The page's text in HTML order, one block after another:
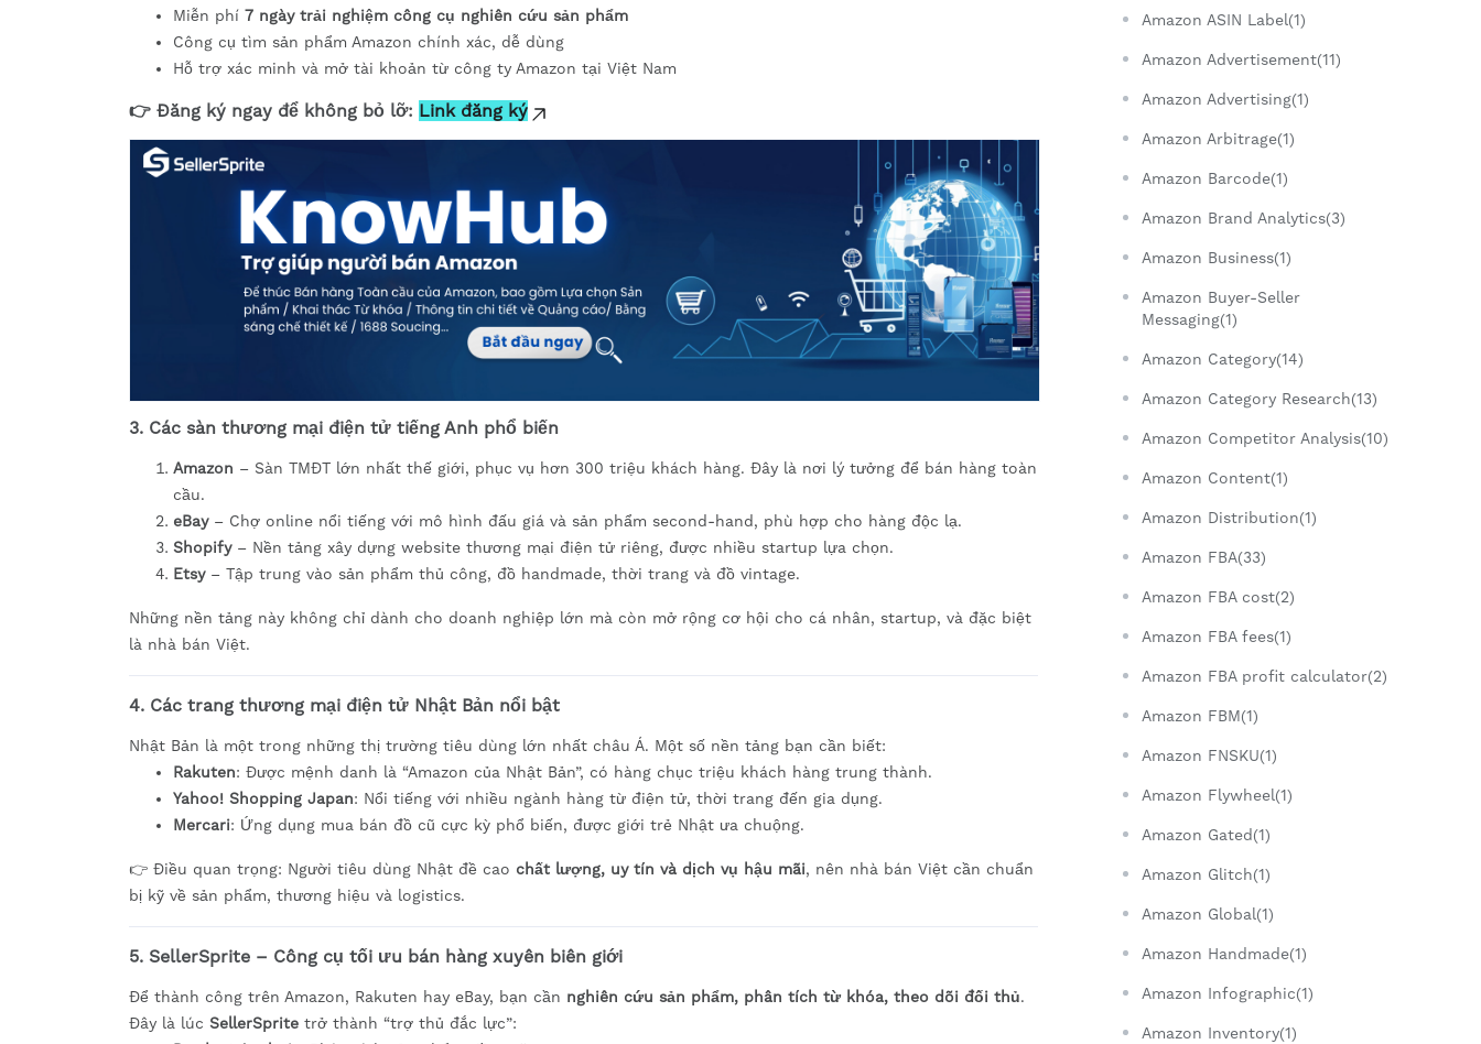
Miễn phí 7 ngày trải nghiệm công cụ nghiên cứu sản phẩm
Công cụ tìm sản phẩm Amazon chính xác, dễ dùng
Hỗ trợ xác minh và mở tài khoản từ công ty Amazon tại Việt Nam
👉 Đăng ký ngay để không bỏ lỡ: Link đăng ký
3. Các sàn thương mại điện tử tiếng Anh phổ biến
Amazon – Sàn TMĐT lớn nhất thế giới, phục vụ hơn 300 triệu khách hàng. Đây là nơi lý tưởng để bán hàng toàn
cầu.
eBay– Chợ online nổi tiếng với mô hình đấu giá và sản phẩm second-hand, phù hợp cho hàng độc lạ.
Shopify– Nền tảng xây dựng website thương mại điện tử riêng, được nhiều startup lựa chọn.
Etsy– Tập trung vào sản phẩm thủ công, đồ handmade, thời trang và đồ vintage.
Những nền tảng này không chỉ dành cho doanh nghiệp lớn mà còn mở rộng cơ hội cho cá nhân, startup, và đặc biệt
là nhà bán Việt.
4. Các trang thương mại điện tử Nhật Bản nổi bật
Nhật Bản là một trong những thị trường tiêu dùng lớn nhất châu Á. Một số nền tảng bạn cần biết:
Rakuten: Được mệnh danh là “Amazon của Nhật Bản”, có hàng chục triệu khách hàng trung thành.
Yahoo! Shopping Japan: Nổi tiếng với nhiều ngành hàng từ điện tử, thời trang đến gia dụng.
Mercari: Ứng dụng mua bán đồ cũ cực kỳ phổ biến, được giới trẻ Nhật ưa chuộng.
👉 Điều quan trọng: Người tiêu dùng Nhật đề cao chất lượng, uy tín và dịch vụ hậu mãi, nên nhà bán Việt cần chuẩn
bị kỹ về sản phẩm, thương hiệu và logistics.
5. SellerSprite – Công cụ tối ưu bán hàng xuyên biên giới
Để thành công trên Amazon, Rakuten hay eBay, bạn cần nghiên cứu sản phẩm, phân tích từ khóa, theo dõi đối thủ.
Đây là lúc SellerSprite trở thành “trợ thủ đắc lực”:
Amazon ASIN Label(1)
Amazon Advertisement(11)
Amazon Advertising(1)
Amazon Arbitrage(1)
Amazon Barcode(1)
Amazon Brand Analytics(3)
Amazon Business(1)
Amazon Buyer-Seller
Messaging(1)
Amazon Category(14)
Amazon Category Research(13)
Amazon Competitor Analysis(10)
Amazon Content(1)
Amazon Distribution(1)
Amazon FBA(33)
Amazon FBA cost(2)
Amazon FBA fees(1)
Amazon FBA profit calculator(2)
Amazon FBM(1)
Amazon FNSKU(1)
Amazon Flywheel(1)
Amazon Gated(1)
Amazon Glitch(1)
Amazon Global(1)
Amazon Handmade(1)
Amazon Infographic(1)
Amazon Inventory(1)